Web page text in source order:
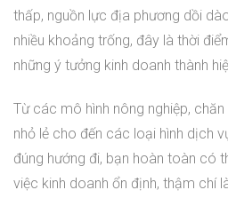
thấp, nguồn lực địa phương dồi
nhiều khoảng trống, đây là thời
những ý tưởng kinh doanh thành
Từ các mô hình nông nghiệp,
nhỏ lẻ cho đến các loại hình dịch
đúng hướng đi, bạn hoàn toàn có
việc kinh doanh ổn định, thậm chí